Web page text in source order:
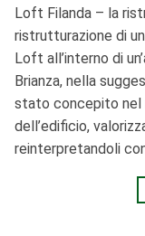
Loft Filanda – la
ristrutturazione di
Loft all’interno di
Brianza, nella
stato concepito
dell’edificio,
reinterpretandoli